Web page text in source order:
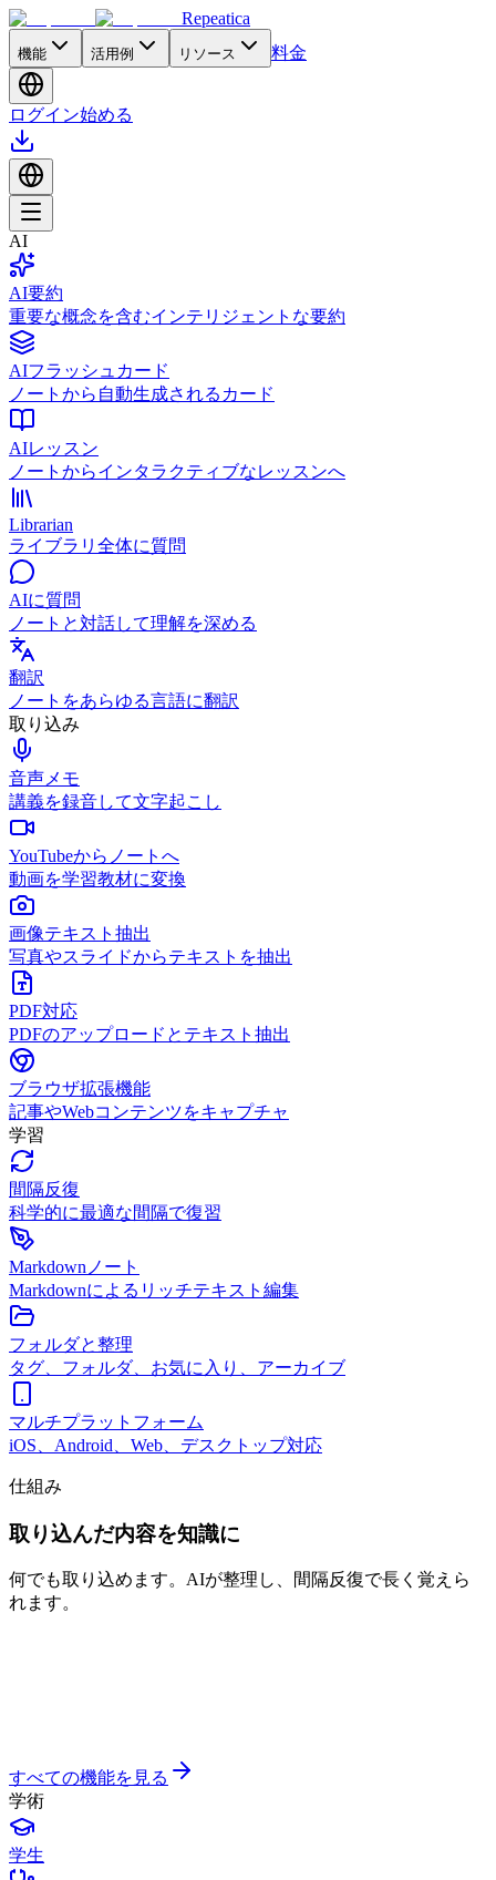
Repeatica
機能 活用例 リソース 料金
ログイン始める
AI
AI要約
重要な概念を含むインテリジェントな要約
AIフラッシュカード
ノートから自動生成されるカード
AIレッスン
ノートからインタラクティブなレッスンへ
Librarian
ライブラリ全体に質問
AIに質問
ノートと対話して理解を深める
翻訳
ノートをあらゆる言語に翻訳
取り込み
音声メモ
講義を録音して文字起こし
YouTubeからノートへ
動画を学習教材に変換
画像テキスト抽出
写真やスライドからテキストを抽出
PDF対応
PDFのアップロードとテキスト抽出
ブラウザ拡張機能
記事やWebコンテンツをキャプチャ
学習
間隔反復
科学的に最適な間隔で復習
Markdownノート
Markdownによるリッチテキスト編集
フォルダと整理
タグ、フォルダ、お気に入り、アーカイブ
マルチプラットフォーム
iOS、Android、Web、デスクトップ対応
仕組み
取り込んだ内容を知識に
何でも取り込めます。AIが整理し、間隔反復で長く覚えら
れます。
すべての機能を見る
学術
学生